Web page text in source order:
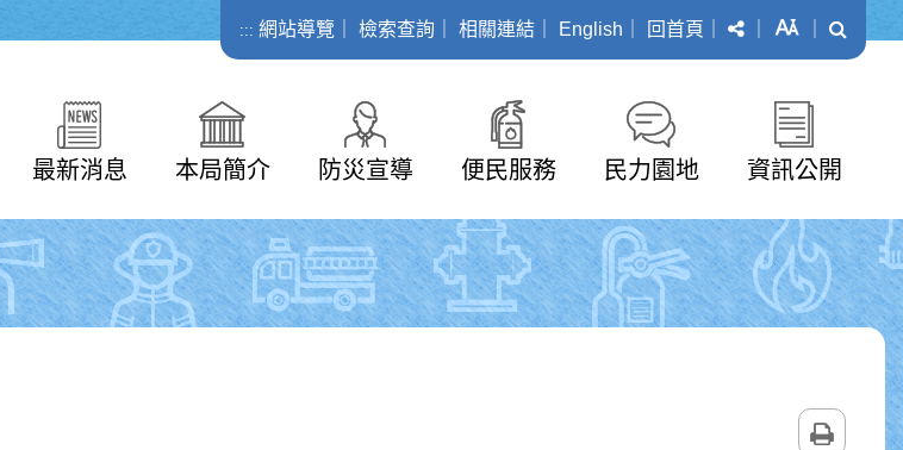
::: 網站導覽 檢索查詢 相關連結 English 回首頁 分享 字級
最新消息 本局簡介 防災宣導 便民服務 民力園地 資訊公開